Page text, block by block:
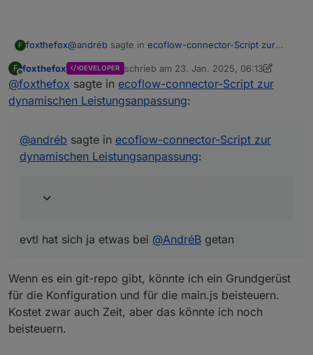
F foxthefox@andréb sagte in ecoflow-connector-Script zur
@andréb said inecoflow-connector-Script zur
dynamischen Leistungsanpassung
GitHub zu veröffentlichen. Dann könnte
man da prima zusammen dran arbeiten
übernehmen - aber es ist ja dein Skript, da
Nach 5 Minuten länger überlegen, bin ich
versucht, gleich einen Adapter auf Basis deines
Skriptes zu bauen - zumindest hätte ich Bock,
evtl hat sich ja etwas bei@AndréB
F
Offline
foxthefox DEVELOPER schrieb am 23. Jan. 2025, 06:13
zuletzt editiert von foxthefox
@foxthefox sagte in ecoflow-connector-Script zur
dynamischen Leistungsanpassung:
@andréb sagte in ecoflow-connector-Script zur
dynamischen Leistungsanpassung:
evtl hat sich ja etwas bei @AndréB getan
Wenn es ein git-repo gibt, könnte ich ein Grundgerüst
für die Konfiguration und für die main.js beisteuern.
Kostet zwar auch Zeit, aber das könnte ich noch
beisteuern.